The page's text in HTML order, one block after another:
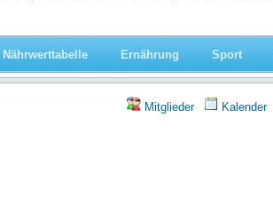
Nährwerttabelle Ernährung Sport
Mitglieder Kalender